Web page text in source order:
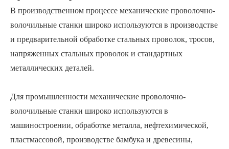
В производственном процессе механические проволочно-
волочильные станки широко используются в производстве
и предварительной обработке стальных проволок, тросов,
напряженных стальных проволок и стандартных
металлических деталей.
Для промышленности механические проволочно-
волочильные станки широко используются в
машиностроении, обработке металла, нефтехимической,
пластмассовой, производстве бамбука и древесины,